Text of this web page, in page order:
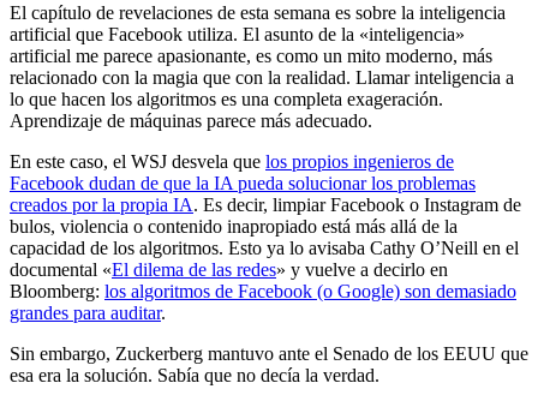
El capítulo de revelaciones de esta semana es sobre la inteligencia
artificial que Facebook utiliza. El asunto de la «inteligencia»
artificial me parece apasionante, es como un mito moderno, más
relacionado con la magia que con la realidad. Llamar inteligencia a
lo que hacen los algoritmos es una completa exageración.
Aprendizaje de máquinas parece más adecuado.
En este caso, el WSJ desvela que los propios ingenieros de
Facebook dudan de que la IA pueda solucionar los problemas
creados por la propia IA. Es decir, limpiar Facebook o Instagram de
bulos, violencia o contenido inapropiado está más allá de la
capacidad de los algoritmos. Esto ya lo avisaba Cathy O’Neill en el
documental «El dilema de las redes» y vuelve a decirlo en
Bloomberg: los algoritmos de Facebook (o Google) son demasiado
grandes para auditar.
Sin embargo, Zuckerberg mantuvo ante el Senado de los EEUU que
esa era la solución. Sabía que no decía la verdad.